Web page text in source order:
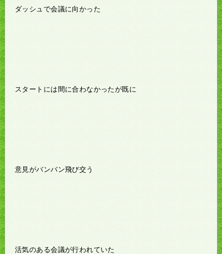
ダッシュで会議に向かった
スタートには間に合わなかったが既に
意見がバンバン飛び交う
活気のある会議が行われていた